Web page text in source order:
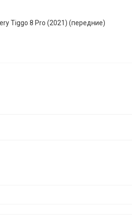
Tiggo 8 Pro (2021) (передние)